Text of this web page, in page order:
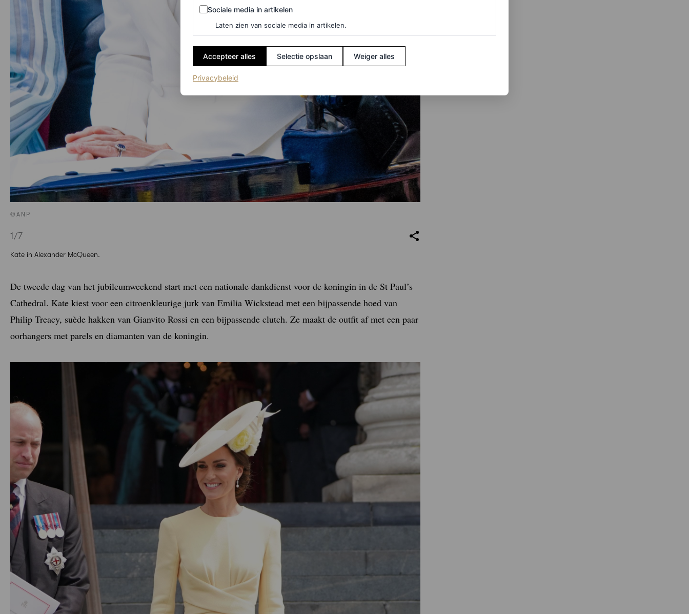
©ANP
1/7
Kate in Alexander McQueen.
De tweede dag van het jubileumweekend start met een nationale dankdienst voor de koningin in de St Paul’s
Cathedral. Kate kiest voor een citroenkleurige jurk van Emilia Wickstead met een bijpassende hoed van
Philip Treacy, suède hakken van Gianvito Rossi en een bijpassende clutch. Ze maakt de outfit af met een paar
oorhangers met parels en diamanten van de koningin.
Sociale media in artikelen
Sociale media in artikelen
Laten zien van sociale media in artikelen.
Accepteer alles Selectie opslaan Weiger alles
Privacybeleid